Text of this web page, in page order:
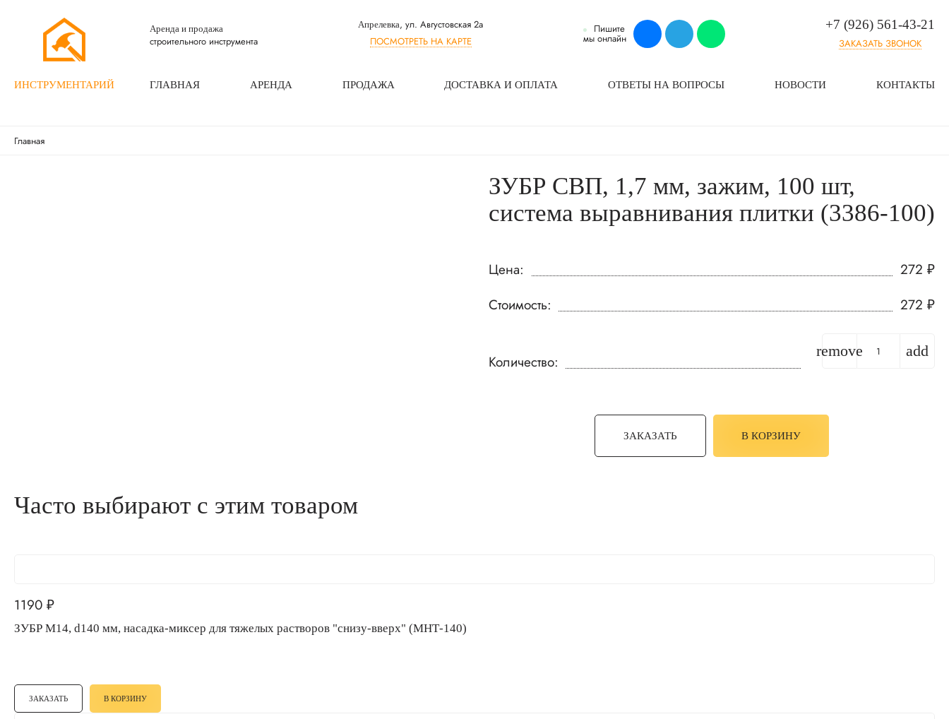
ИНСТРУМЕНТАРИЙ
Аренда и продажа
строительного инструмента
Апрелевка, ул. Августовская 2а
ПОСМОТРЕТЬ НА КАРТЕ
Пишите
мы онлайн
+7 (926) 561-43-21
ЗАКАЗАТЬ ЗВОНОК
ГЛАВНАЯ АРЕНДА ПРОДАЖА ДОСТАВКА И ОПЛАТА ОТВЕТЫ НА ВОПРОСЫ НОВОСТИ КОНТАКТЫ
Главная
ЗУБР СВП, 1,7 мм, зажим, 100 шт,
система выравнивания плитки (3386-100)
Цена: 272 ₽
Стоимость: 272 ₽
Количество:
remove add
ЗАКАЗАТЬ В КОРЗИНУ
Часто выбирают с этим товаром
1190 ₽
ЗУБР М14, d140 мм, насадка-миксер для тяжелых растворов "снизу-вверх" (МНТ-140)
ЗАКАЗАТЬ В КОРЗИНУ